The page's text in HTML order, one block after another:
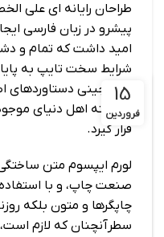
طراحان رایانه ای علی
پیشرو در زبان فارسی
امید داشت که تمام و
شرایط سخت تایپ به
حروفچینی دستاوردهای
پیوسته اهل دنیای
قرار گیرد.
لورم ایپسوم متن
صنعت چاپ، و با
چاپگرها و متون بلکه
سطرآنچنان که لازم
15
فروردین